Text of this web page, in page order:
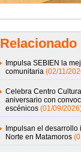
Relacionado
Impulsa SEBIEN la
comunitaria (02/11/
Celebra Centro
aniversario con
escénicos (01/09/
Impulsan el desarrollo
Norte en Matamoros